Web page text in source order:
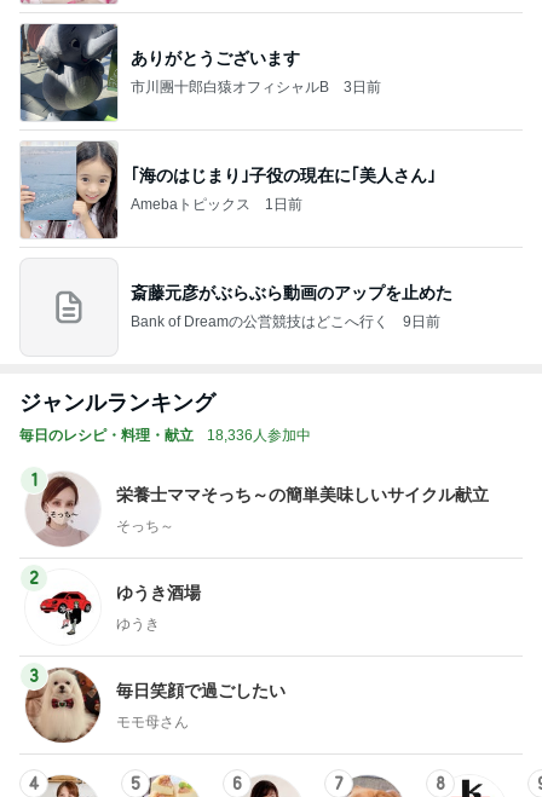
ありがとうございます
市川團十郎白猿オフィシャルB 3日前
｢海のはじまり｣子役の現在に｢美人さん｣
Amebaトピックス 1日前
斎藤元彦がぶらぶら動画のアップを止めた
Bank of Dreamの公営競技はどこへ行く 9日前
ジャンルランキング
毎日のレシピ・料理・献立 18,336人参加中
1
栄養士ママそっち～の簡単美味しいサイクル献立
そっち～
2
ゆうき酒場
ゆうき
3
毎日笑顔で過ごしたい
モモ母さん
4 5 6 7 8